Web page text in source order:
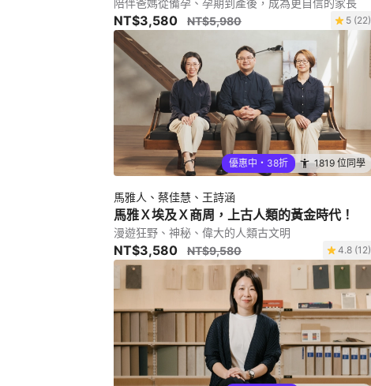
陪伴爸媽從備孕、孕期到產後，成為更自信的家長
NT$3,580 NT$5,980 5 (22)
優惠中・38折 1819 位同學
馬雅人、蔡佳慧、王詩涵
馬雅Ｘ埃及Ｘ商周，上古人類的黃金時代！
漫遊狂野、神秘、偉大的人類古文明
NT$3,580 NT$9,580 4.8 (12)